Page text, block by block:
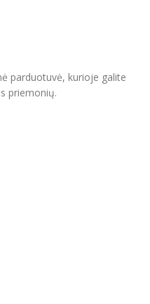
parduotuvė, kurioje galite
priemonių.